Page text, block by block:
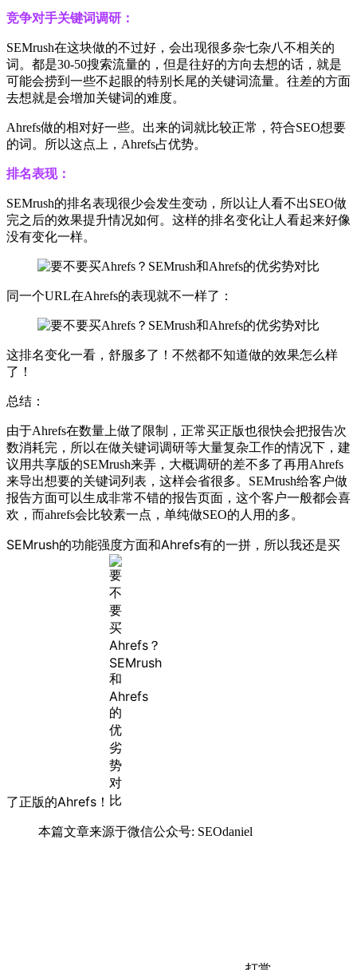
竞争对手关键词调研：
SEMrush在这块做的不过好，会出现很多杂七杂八不相关的
词。都是30-50搜索流量的，但是往好的方向去想的话，就是
可能会捞到一些不起眼的特别长尾的关键词流量。往差的方面
去想就是会增加关键词的难度。
Ahrefs做的相对好一些。出来的词就比较正常，符合SEO想要
的词。所以这点上，Ahrefs占优势。
排名表现：
SEMrush的排名表现很少会发生变动，所以让人看不出SEO做
完之后的效果提升情况如何。这样的排名变化让人看起来好像
没有变化一样。
同一个URL在Ahrefs的表现就不一样了：
这排名变化一看，舒服多了！不然都不知道做的效果怎么样
了！
总结：
由于Ahrefs在数量上做了限制，正常买正版也很快会把报告次
数消耗完，所以在做关键词调研等大量复杂工作的情况下，建
议用共享版的SEMrush来弄，大概调研的差不多了再用Ahrefs
来导出想要的关键词列表，这样会省很多。SEMrush给客户做
报告方面可以生成非常不错的报告页面，这个客户一般都会喜
欢，而ahrefs会比较素一点，单纯做SEO的人用的多。
SEMrush的功能强度方面和Ahrefs有的一拼，所以我还是买
了正版的Ahrefs！
本篇文章来源于微信公众号: SEOdaniel